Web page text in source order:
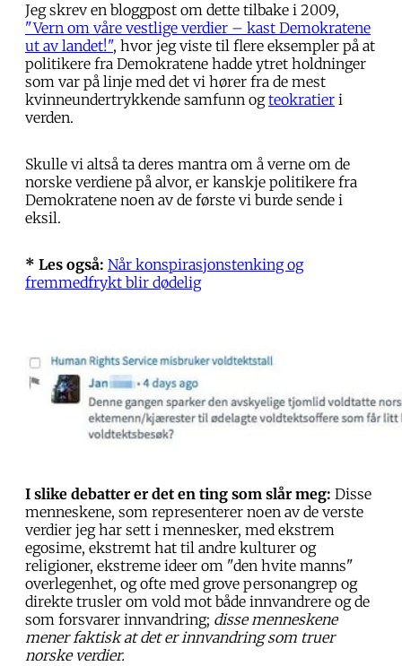
Jeg skrev en bloggpost om dette tilbake i 2009,
"Vern om våre vestlige verdier – kast Demokratene
ut av landet!", hvor jeg viste til flere eksempler på at
politikere fra Demokratene hadde ytret holdninger
som var på linje med det vi hører fra de mest
kvinneundertrykkende samfunn ogteokratier i
verden.
Skulle vi altså ta deres mantra om å verne om de
norske verdiene på alvor, er kanskje politikere fra
Demokratene noen av de første vi burde sende i
eksil.
* Les også: Når konspirasjonstenking og
fremmedfrykt blir dødelig
I slike debatter er det en ting som slår meg: Disse
menneskene, som representerer noen av de verste
verdier jeg har sett i mennesker, med ekstrem
egosime, ekstremt hat til andre kulturer og
religioner, ekstreme ideer om "den hvite manns"
overlegenhet, og ofte med grove personangrep og
direkte trusler om vold mot både innvandrere og de
som forsvarer innvandring; disse menneskene
mener faktisk at det er innvandring som truer
norske verdier.